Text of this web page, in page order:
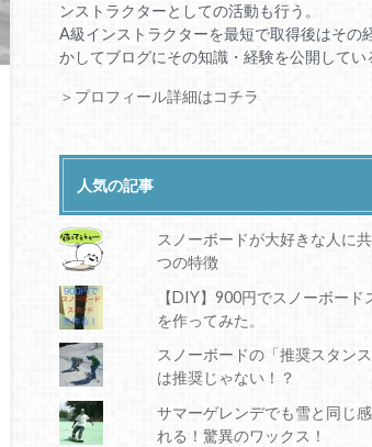
ンストラクターとしての活動も行う。
A級インストラクターを最短で取得後はその
かしてブログにその知識・経験を公開してい
＞プロフィール詳細はコチラ
人気の記事
スノーボードが大好きな人に
つの特徴
【DIY】900円でスノーボード
を作ってみた。
スノーボードの「推奨スタン
は推奨じゃない！？
サマーゲレンデでも雪と同じ
れる！驚異のワックス！